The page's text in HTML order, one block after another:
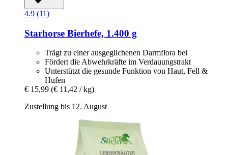
4.9 (11)
Starhorse Bierhefe, 1.400 g
Trägt zu einer ausgeglichenen Darmflora bei
Fördert die Abwehrkräfte im Verdauungstrakt
Unterstützt die gesunde Funktion von Haut, Fell &
Hufen
€ 15,99 (€ 11,42 / kg)
Zustellung bis 12. August